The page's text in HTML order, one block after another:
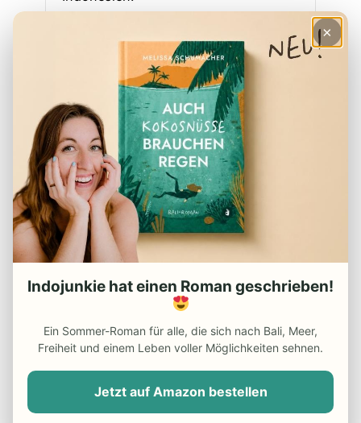
Wenn dir der Beitrag gefallen hat
und du mehr über Indonesien erfahren
möchtest, folge uns auch
aufFacebook oder abonniere
unserenNewsletter. Alle wichtigen Infos
für deine Reise in Indonesien findest du in
dem Beitrag „Alle Tipps für deine Reise
nach Indonesien„.
ÄHNLICHE ARTIKEL:
×
Indojunkie hat einen Roman geschrieben!
Ein Sommer-Roman für alle, die sich nach Bali, Meer,
Freiheit und einem Leben voller Möglichkeiten sehnen.
Jetzt auf Amazon bestellen